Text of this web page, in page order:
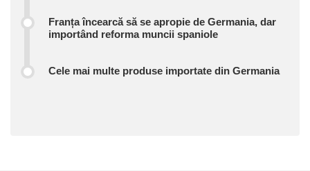
Franța încearcă să se apropie de Germania, dar
importând reforma muncii spaniole
Cele mai multe produse importate din Germania